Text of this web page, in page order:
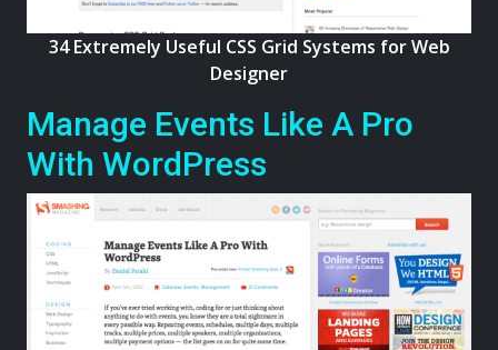
34 Extremely Useful CSS Grid Systems for Web
Designer
Manage Events Like A Pro
With WordPress